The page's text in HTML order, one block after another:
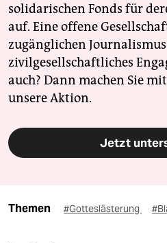
solidarischen Fonds für
auf. Eine offene
zugänglichen
zivilgesellschaftliches
auch? Dann machen Sie
unsere Aktion.
Jetzt
Themen #Gotteslästerung